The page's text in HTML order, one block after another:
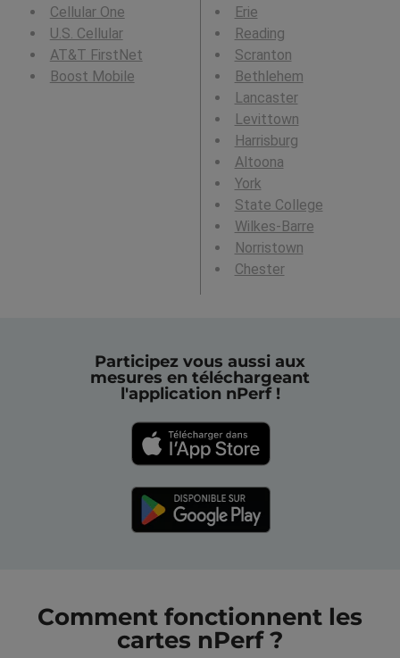
Cellular One
U.S. Cellular
AT&T FirstNet
Boost Mobile
Erie
Reading
Scranton
Bethlehem
Lancaster
Levittown
Harrisburg
Altoona
York
State College
Wilkes-Barre
Norristown
Chester
Participez vous aussi aux
mesures en téléchargeant
l'application nPerf !
Comment fonctionnent les
cartes nPerf ?